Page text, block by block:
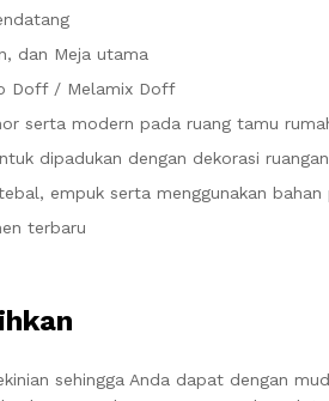
dan Meja utama
Doff / Melamix Doff
serta modern pada ruang tamu
dipadukan dengan dekorasi
empuk serta menggunakan bahan
terbaru
sehingga Anda dapat dengan